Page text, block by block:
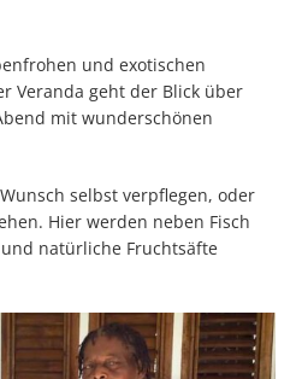
und exotischen
Veranda geht der Blick über
mit wunderschönen
selbst verpflegen, oder
Hier werden neben Fisch
natürliche Fruchtsäfte